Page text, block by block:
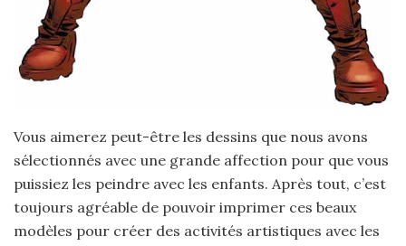
Vous aimerez peut-être les dessins que nous avons
sélectionnés avec une grande affection pour que vous
puissiez les peindre avec les enfants. Après tout, c’est
toujours agréable de pouvoir imprimer ces beaux
modèles pour créer des activités artistiques avec les